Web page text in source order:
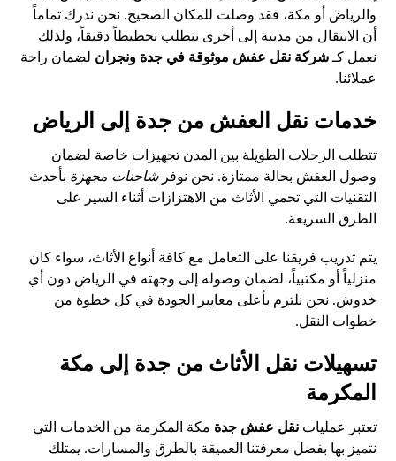
والرياض أو مكة، فقد وصلت للمكان الصحيح. نحن ندرك تماماً
أن الانتقال من مدينة إلى أخرى يتطلب تخطيطاً دقيقاً، ولذلك
نعمل كـشركة نقل عفش موثوقة في جدة ونجران لضمان راحة
عملائنا.
خدمات نقل العفش من جدة إلى الرياض
تتطلب الرحلات الطويلة بين المدن تجهيزات خاصة لضمان
وصول العفش بحالة ممتازة. نحن نوفرشاحنات مجهزة بأحدث
التقنيات التي تحمي الأثاث من الاهتزازات أثناء السير على
الطرق السريعة.
يتم تدريب فريقنا على التعامل مع كافة أنواع الأثاث، سواء كان
منزلياً أو مكتبياً، لضمان وصوله إلى وجهته في الرياض دون أي
خدوش. نحن نلتزم بأعلى معايير الجودة في كل خطوة من
خطوات النقل.
تسهيلات نقل الأثاث من جدة إلى مكة
المكرمة
تعتبر عملياتنقل عفش جدة مكة المكرمة من الخدمات التي
نتميز بها بفضل معرفتنا العميقة بالطرق والمسارات. يمتلك